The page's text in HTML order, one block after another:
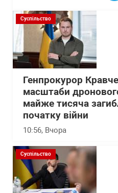
Суспільство
Генпрокурор
масштаби
майже тисяча
початку війни
10:56, Вчора
Суспільство